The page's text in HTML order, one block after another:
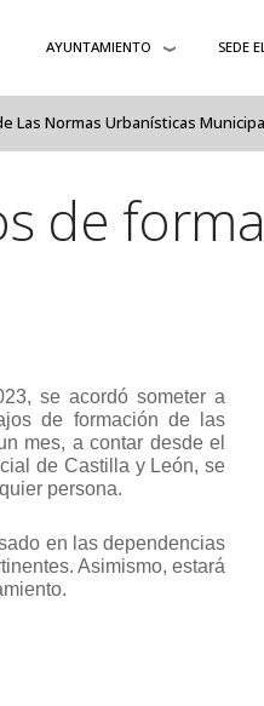
AYUNTAMIENTO SEDE
Las Normas Urbanísticas
de
se acordó someter a
de formación de las
mes, a contar desde el
de Castilla y León, se
persona.
en las dependencias
Asimismo, estará
.